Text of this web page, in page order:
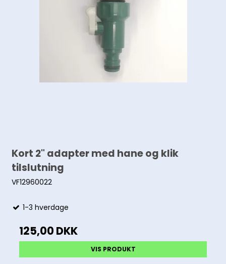
Kort 2" adapter med hane og klik
tilslutning
VF12960022
1-3 hverdage
125,00 DKK
VIS PRODUKT